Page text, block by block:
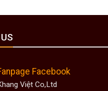
Facebook
Việt Co,Ltd